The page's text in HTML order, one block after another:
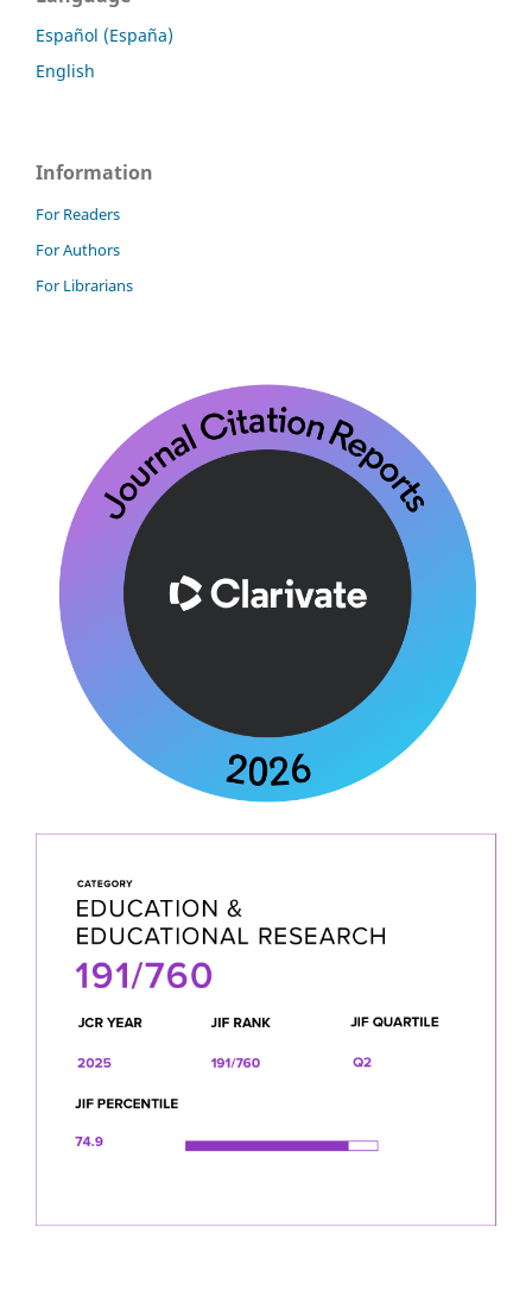
Español (España)
English
Information
For Readers
For Authors
For Librarians